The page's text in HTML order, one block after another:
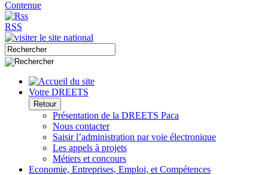
Contenue
RSS
Votre DREETS
Retour
Présentation de la DREETS Paca
Nous contacter
Saisir l’administration par voie électronique
Les appels à projets
Métiers et concours
Economie, Entreprises, Emploi, et Compétences